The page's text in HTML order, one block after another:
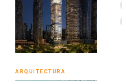
ARQUITECTURA